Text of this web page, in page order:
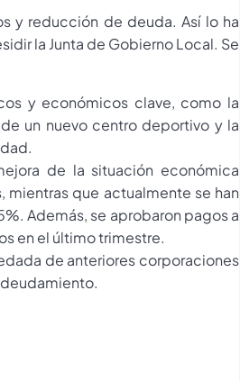
y reducción de deuda. Así lo ha
la Junta de Gobierno Local. Se
y económicos clave, como la
un nuevo centro deportivo y la
de la situación económica
mientras que actualmente se han
Además, se aprobaron pagos a
en el último trimestre.
de anteriores corporaciones